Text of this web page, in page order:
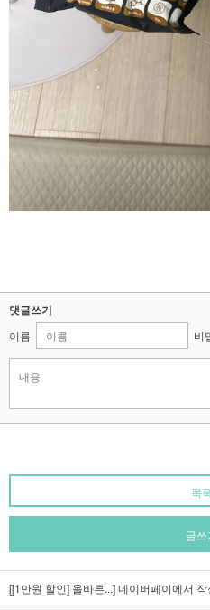
댓글쓰기
이름 비
목
글쓰
[[1만원 할인] 올바른...]네이버페이에서